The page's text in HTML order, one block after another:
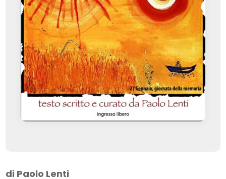
di Paolo Lenti